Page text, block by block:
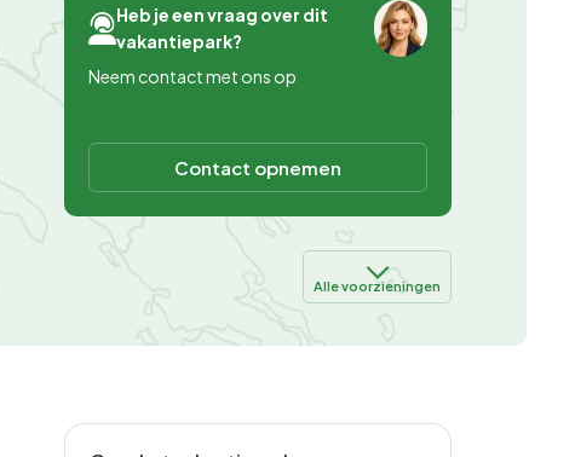
Heb je een vraag over dit
vakantiepark?
Neem contact met ons op
Contact opnemen
Alle voorzieningen